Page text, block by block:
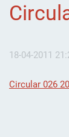
18-04-2011
Circular 026